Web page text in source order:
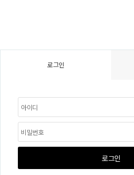
로그인
로그인